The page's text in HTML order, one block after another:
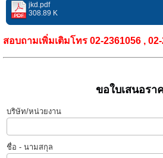
jkd.pdf
308.89 K
สอบถามเพิ่มเติมโทร 02-2361056 ,
ขอใบเสนอรา
บริษัท/หน่วยงาน
ชื่อ - นามสกุล